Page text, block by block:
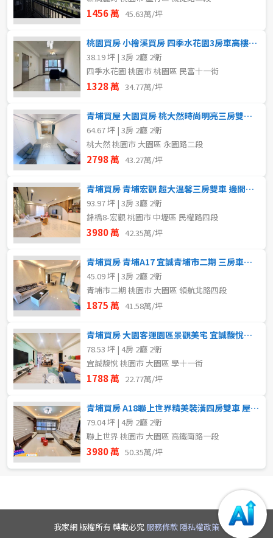
1456 萬 45.63萬/坪
桃園買房 小檜溪買房 四季水花園3房車高樓層永久棟距視野遠
38.19 坪 | 3房 2廳 2衛
四季水花園 桃園市 桃園區 民富十一街
1328 萬 34.77萬/坪
青埔買屋 大園買房 桃大然時尚明亮三房雙車 近全聯華泰名品城
64.67 坪 | 3房 2廳 2衛
桃大然 桃園市 大園區 永園路二段
2798 萬 43.27萬/坪
青埔買房 青埔宏觀 超大溫馨三房雙車 邊間三面採光 衛浴開窗
93.97 坪 | 3房 3廳 2衛
鋒橋8-宏觀 桃園市 中壢區 民權路四段
3980 萬 42.35萬/坪
青埔買房 青埔A17 宜誠青埔市二期 三房車景觀捷運宅
45.09 坪 | 3房 2廳 2衛
青埔市二期 桃園市 大園區 領航北路四段
1875 萬 41.58萬/坪
青埔買房 大園客運園區景觀美宅 宜誠馥悅溫馨四房雙車
78.53 坪 | 4房 2廳 2衛
宜誠馥悅 桃園市 大園區 學十一街
1788 萬 22.77萬/坪
青埔買房 A18聯上世界精美裝潢四房雙車 屋況新穎可立即住
79.04 坪 | 4房 2廳 2衛
聯上世界 桃園市 大園區 高鐵南路一段
3980 萬 50.35萬/坪
我家網 版權所有 轉載必究 服務條款 隱私權政策